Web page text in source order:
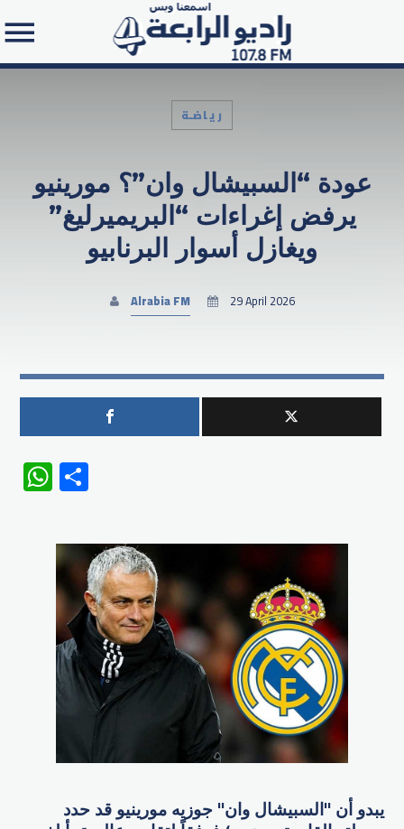
Search in the website:
رياضـة
عودة “السبيشال وان”؟ مورينيو
يرفض إغراءات “البريميرليغ”
ويغازل أسوار البرنابيو
Alrabia FM 29 April 2026
WhatsApp
يبدو أن "السبيشال وان" جوزيه مورينيو قد حدد